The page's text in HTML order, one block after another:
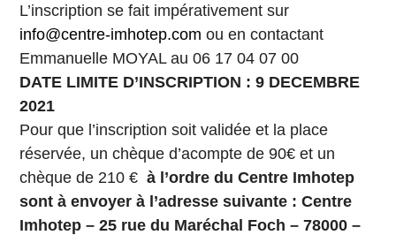
L’inscription se fait impérativement sur
info@centre-imhotep.com ou en contactant
Emmanuelle MOYAL au 06 17 04 07 00
DATE LIMITE D’INSCRIPTION : 9 DECEMBRE
2021
Pour que l’inscription soit validée et la place
réservée, un chèque d’acompte de 90€ et un
chèque de 210 €à l’ordre du Centre Imhotep
sont à envoyer à l’adresse suivante : Centre
Imhotep – 25 rue du Maréchal Foch – 78000 –